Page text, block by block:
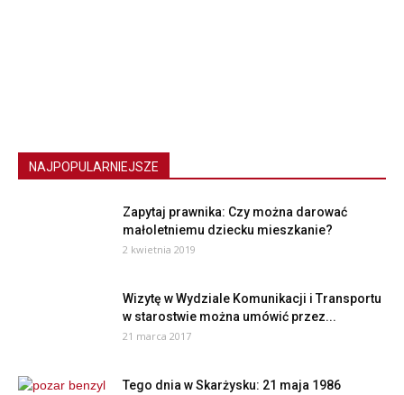
NAJPOPULARNIEJSZE
Zapytaj prawnika: Czy można darować
małoletniemu dziecku mieszkanie?
2 kwietnia 2019
Wizytę w Wydziale Komunikacji i Transportu
w starostwie można umówić przez...
21 marca 2017
Tego dnia w Skarżysku: 21 maja 1986